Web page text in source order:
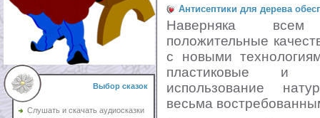
Выбор сказок
Слушать и скачать аудиосказки
Антисептики для дерева
Наверняка всем
положительные
с новыми
пластиковые и
использование
весьма